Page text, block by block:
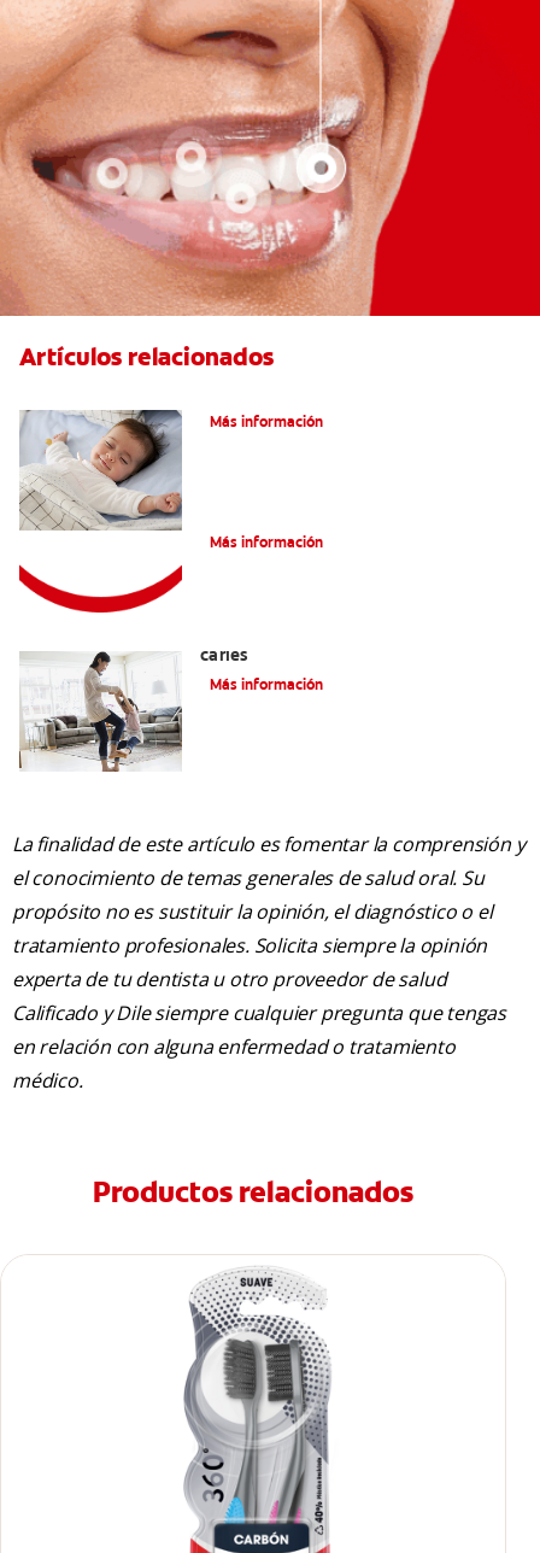
Artículos relacionados
Más información
Más información
caries
Más información
La finalidad de este artículo es fomentar la comprensión y
el conocimiento de temas generales de salud oral. Su
propósito no es sustituir la opinión, el diagnóstico o el
tratamiento profesionales. Solicita siempre la opinión
experta de tu dentista u otro proveedor de salud
Calificado y Dile siempre cualquier pregunta que tengas
en relación con alguna enfermedad o tratamiento
médico.
Productos relacionados